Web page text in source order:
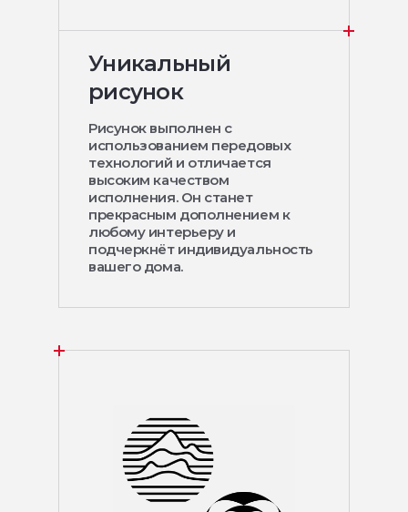
Уникальный
рисунок
Рисунок выполнен с
использованием передовых
технологий и отличается
высоким качеством
исполнения. Он станет
прекрасным дополнением к
любому интерьеру и
подчеркнёт индивидуальность
вашего дома.